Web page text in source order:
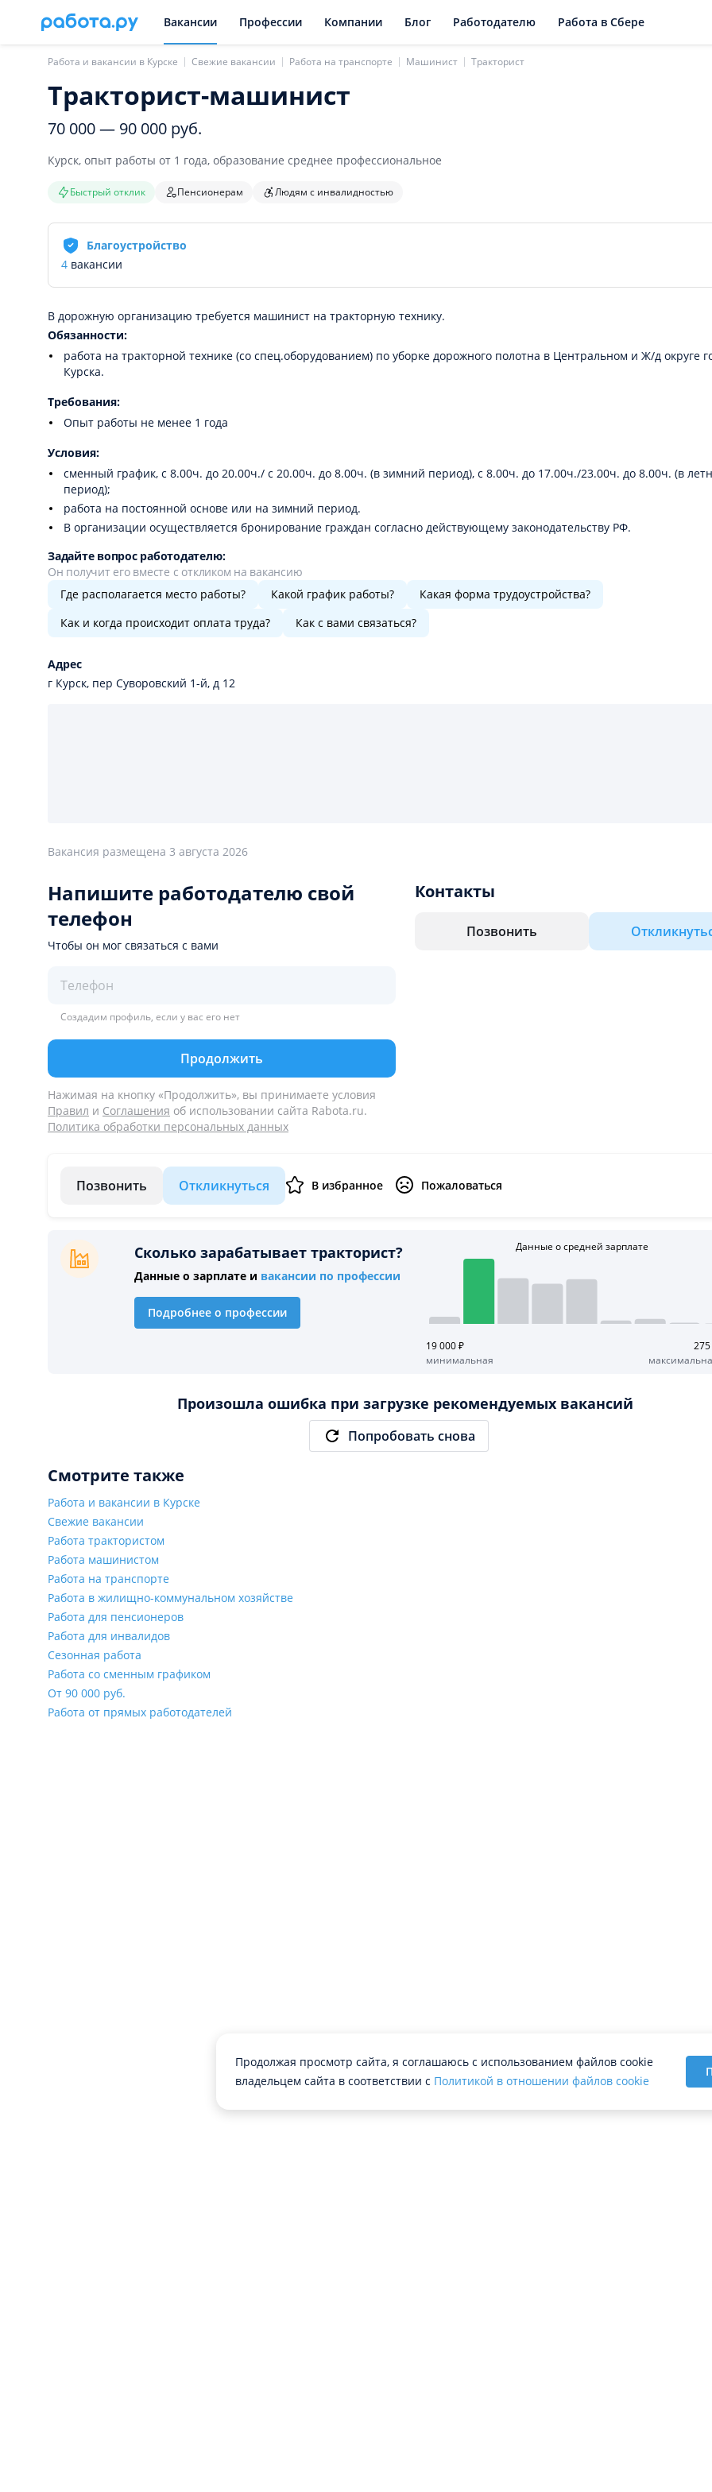
Продолжая просмотр сайта, я соглашаюсь с использованием файлов cookie
владельцем сайта в соответствии с Политикой в отношении файлов cookie
Вакансии Профессии Компании Блог Работодателю Работа в Сбере
Работа и вакансии в Курске Свежие вакансии Работа на транспорте Машинист Тракторист
Тракторист-машинист
70 000 — 90 000 руб.
Курск, опыт работы от 1 года, образование среднее профессиональное
Быстрый отклик Пенсионерам Людям с инвалидностью
Благоустройство
4 вакансии
В дорожную организацию требуется машинист на тракторную технику.
Обязанности:
работа на тракторной технике (со спец.оборудованием) по уборке дорожного полотна в Центральном и Ж/д округе
Курска.
Требования:
Опыт работы не менее 1 года
Условия:
сменный график, с 8.00ч. до 20.00ч./ с 20.00ч. до 8.00ч. (в зимний период), с 8.00ч. до 17.00ч./23.00ч. до 8.00ч. (в
период);
работа на постоянной основе или на зимний период.
В организации осуществляется бронирование граждан согласно действующему законодательству РФ.
Задайте вопрос работодателю:
Он получит его вместе с откликом на вакансию
Где располагается место работы?
Какой график работы?
Какая форма трудоустройства?
Как и когда происходит оплата труда?
Как с вами связаться?
Адрес
г Курск, пер Суворовский 1-й, д 12
Вакансия размещена 3 августа 2026
Напишите работодателю свой
телефон
Чтобы он мог связаться с вами
Создадим профиль, если у вас его нет
Продолжить
Нажимая на кнопку «Продолжить», вы принимаете условия
Правил и Соглашения об использовании сайта Rabota.ru.
Политика обработки персональных данных
Контакты
Позвонить
Позвонить Откликнуться В избранное Пожаловаться
Сколько зарабатывает тракторист?
Данные о зарплате и вакансии по профессии
Подробнее о профессии
Данные о средней зарплате
19 000 ₽
минимальная
Произошла ошибка при загрузке рекомендуемых вакансий
Попробовать снова
Смотрите также
Работа и вакансии в Курске
Свежие вакансии
Работа трактористом
Работа машинистом
Работа на транспорте
Работа в жилищно-коммунальном хозяйстве
Работа для пенсионеров
Работа для инвалидов
Сезонная работа
Работа со сменным графиком
От 90 000 руб.
Работа от прямых работодателей